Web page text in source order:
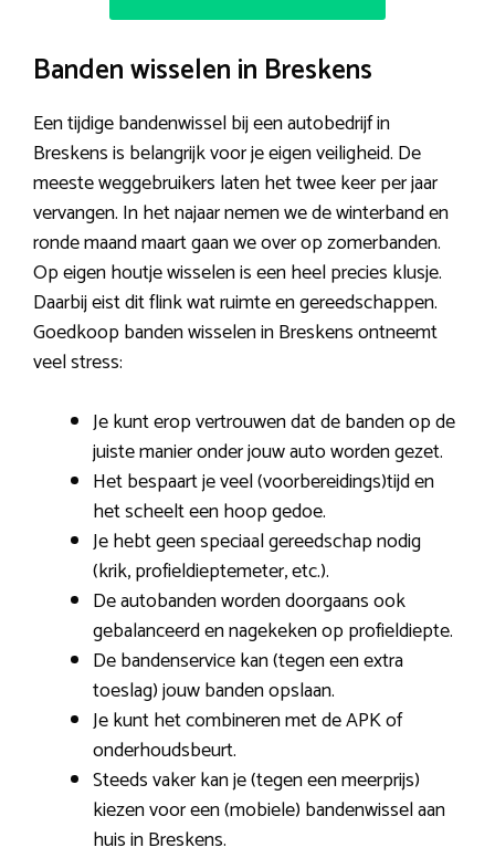
Banden wisselen in Breskens
Een tijdige bandenwissel bij een autobedrijf in
Breskens is belangrijk voor je eigen veiligheid. De
meeste weggebruikers laten het twee keer per jaar
vervangen. In het najaar nemen we de winterband en
ronde maand maart gaan we over op zomerbanden.
Op eigen houtje wisselen is een heel precies klusje.
Daarbij eist dit flink wat ruimte en gereedschappen.
Goedkoop banden wisselen in Breskens ontneemt
veel stress:
Je kunt erop vertrouwen dat de banden op de
juiste manier onder jouw auto worden gezet.
Het bespaart je veel (voorbereidings)tijd en
het scheelt een hoop gedoe.
Je hebt geen speciaal gereedschap nodig
(krik, profieldieptemeter, etc.).
De autobanden worden doorgaans ook
gebalanceerd en nagekeken op profieldiepte.
De bandenservice kan (tegen een extra
toeslag) jouw banden opslaan.
Je kunt het combineren met de APK of
onderhoudsbeurt.
Steeds vaker kan je (tegen een meerprijs)
kiezen voor een (mobiele) bandenwissel aan
huis in Breskens.